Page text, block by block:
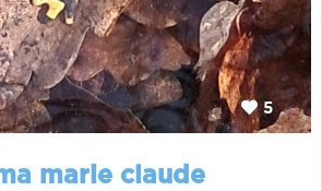
5
marie claude